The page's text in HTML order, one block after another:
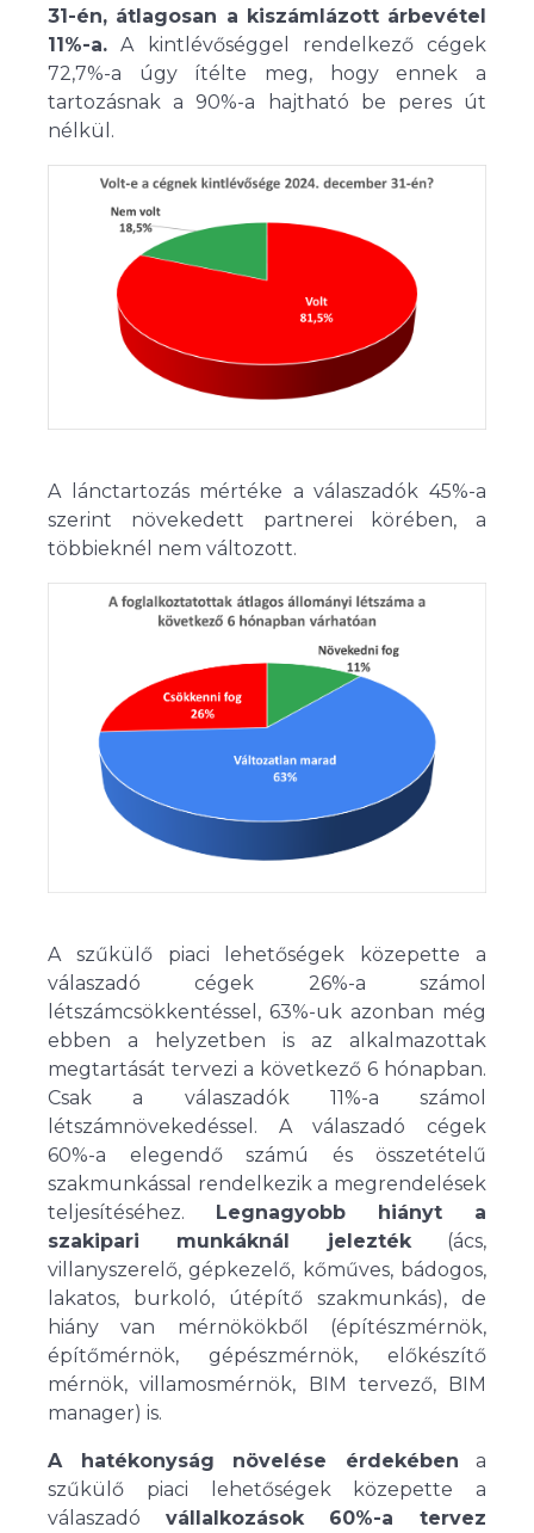
31-én, átlagosan a kiszámlázott árbevétel
11%-a. A kintlévőséggel rendelkező cégek
72,7%-a úgy ítélte meg, hogy ennek a
tartozásnak a 90%-a hajtható be peres út
nélkül.
A lánctartozás mértéke a válaszadók 45%-a
szerint növekedett partnerei körében, a
többieknél nem változott.
A szűkülő piaci lehetőségek közepette a
válaszadó cégek 26%-a számol
létszámcsökkentéssel, 63%-uk azonban még
ebben a helyzetben is az alkalmazottak
megtartását tervezi a következő 6 hónapban.
Csak a válaszadók 11%-a számol
létszámnövekedéssel. A válaszadó cégek
60%-a elegendő számú és összetételű
szakmunkással rendelkezik a megrendelések
teljesítéséhez. Legnagyobb hiányt a
szakipari munkáknál jelezték(ács,
villanyszerelő, gépkezelő, kőműves, bádogos,
lakatos, burkoló, útépítő szakmunkás), de
hiány van mérnökökből (építészmérnök,
építőmérnök, gépészmérnök, előkészítő
mérnök, villamosmérnök, BIM tervező, BIM
manager) is.
A hatékonyság növelése érdekében a
szűkülő piaci lehetőségek közepette a
válaszadó vállalkozások 60%-a tervez